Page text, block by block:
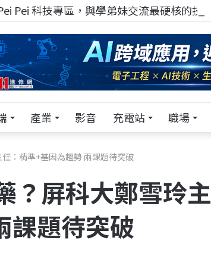
Pei 科技專區，與學弟妹交流最硬核的技術
產業 影音 充電站 職場
：精準+基因為趨勢 兩課題待突破
？屏科大鄭雪玲主
課題待突破